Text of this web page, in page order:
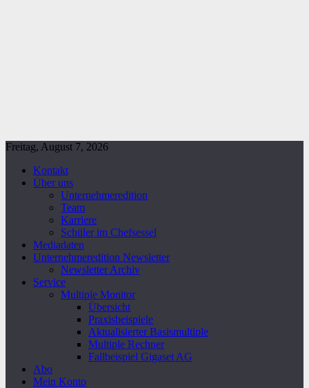
Freitag, August 7, 2026
Kontakt
Über uns
Unternehmeredition
Team
Karriere
Schüler im Chefsessel
Mediadaten
Unternehmeredition Newsletter
Newsletter Archiv
Service
Multiple Monitor
Übersicht
Praxisbeispiele
Aktualisierter Basismultiple
Multiple Rechner
Fallbeispiel Gigaset AG
Abo
Mein Konto